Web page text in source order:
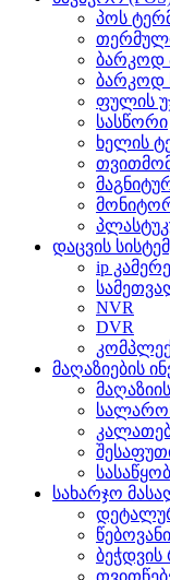
პოს
ბარკოდ
ბარკოდ
ფულის
სასწორი
ხელის
დაცვის
ip
NVR
DVR
მაღაზიების
სახარჯო
ბეჭდვის